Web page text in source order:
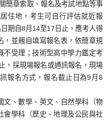
簡章索取、報名及考試地點等事
住地，考生可自行評估就近報
期自8月14至17日止，應考人得
，並親自填寫報名表，依簡章規
不受理；技術型高中學力鑑定考
，採現場報名或通訊報名，現場
報名方式，報名截止日為9月8
文、數學、英文、自然學科（物
會學科（歷史、地理及公民與社